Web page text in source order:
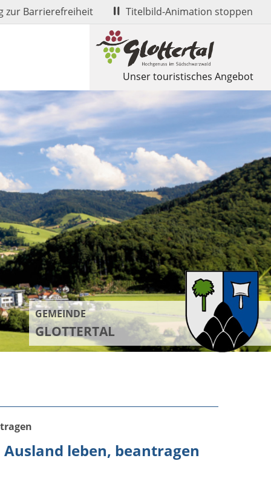
zur Barrierefreiheit Titelbild-Animation stoppen
Unser touristisches Angebot
GEMEINDE
GLOTTERTAL
leben, beantragen